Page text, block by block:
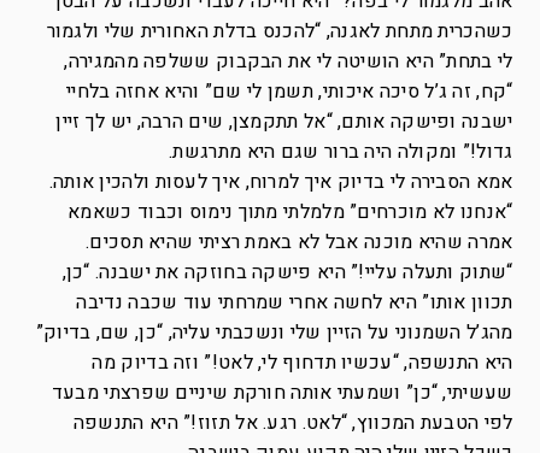
כשהכרית מתחת לאגנה, “להכנס בדלת האחורית שלי ולגמור
לי בתחת” היא הושיטה לי את הבקבוק ששלפה מהמגירה,
“קח, זה ג’ל סיכה איכותי, תשמן לי שם” והיא אחזה בלחיי
ישבנה ופישקה אותם, “אל תתקמצן, שים הרבה, יש לך זיין
גדול!” ומקולה היה ברור שגם היא מתרגשת.
אמא הסבירה לי בדיוק איך למרוח, איך לעסות ולהכין אותה.
“אנחנו לא מוכרחים” מלמלתי מתוך נימוס וכבוד כשאמא
אמרה שהיא מוכנה אבל לא באמת רציתי שהיא תסכים.
“שתוק ותעלה עליי!” היא פישקה בחוזקה את ישבנה. “כן,
תכוון אותו” היא לחשה אחרי שמרחתי עוד שכבה נדיבה
מהג’ל השמנוני על הזיין שלי ונשכבתי עליה, “כן, שם, בדיוק”
היא התנשפה, “עכשיו תדחוף לי, לאט!” וזה בדיוק מה
שעשיתי, “כן” ושמעתי אותה חורקת שיניים שפרצתי מבעד
לפי הטבעת המכווץ, “לאט. רגע. אל תזוז!” היא התנשפה